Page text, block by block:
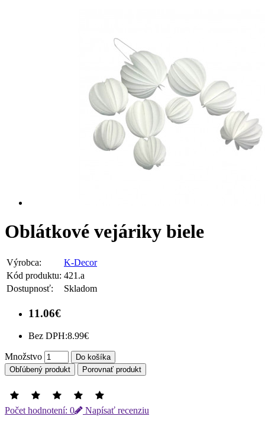
Oblátkové vejáriky biele
Výrobca:
K-Decor
Kód produktu: 421.a
Dostupnosť:
Skladom
11.06€
Bez DPH:8.99€
Množstvo
Do košíka
Obľúbený produkt
Porovnať produkt
Počet hodnotení: 0 Napísať recenziu